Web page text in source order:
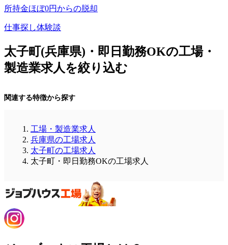
所持金ほぼ0円からの脱却
仕事探し体験談
太子町(兵庫県)・即日勤務OKの工場・
製造業求人を絞り込む
関連する特徴から探す
工場・製造業求人
兵庫県の工場求人
太子町の工場求人
太子町・即日勤務OKの工場求人